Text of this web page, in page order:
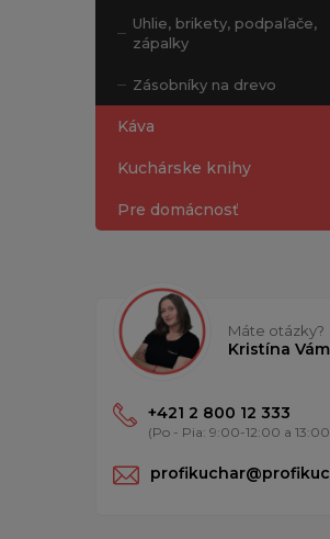
Uhlie, brikety, podpaľače,
zápalky
Zásobníky na drevo
Káva
Kuchárske knihy
Pre domácnosť
Máte otázky?
Kristína
+421 2 800 12 333
(Po - Pia: 9:00-12:00 a